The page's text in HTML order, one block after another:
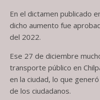
En el dictamen publicado
dicho aumento fue
del 2022.
Ese 27 de diciembre
transporte público en
en la ciudad, lo que
de los ciudadanos.